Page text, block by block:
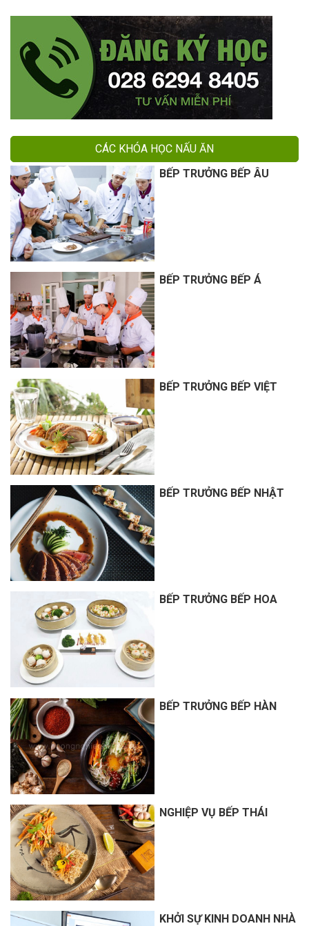
CÁC KHÓA HỌC NẤU ĂN
BẾP TRƯỞNG BẾP ÂU
BẾP TRƯỞNG BẾP Á
BẾP TRƯỞNG BẾP VIỆT
BẾP TRƯỞNG BẾP NHẬT
BẾP TRƯỞNG BẾP HOA
BẾP TRƯỞNG BẾP HÀN
NGHIỆP VỤ BẾP THÁI
KHỞI SỰ KINH DOANH NHÀ